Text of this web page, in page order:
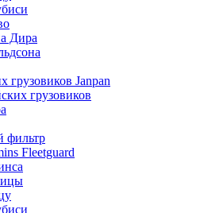
Дира
грузовиков Janpan
грузовиков
фильтр
Fleetguard